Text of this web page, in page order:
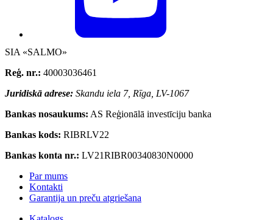
SIA «SALMO»
Reģ. nr.: 40003036461
Juridiskā adrese: Skandu iela 7, Rīga, LV-1067
Bankas nosaukums: AS Reģionālā investīciju banka
Bankas kods: RIBRLV22
Bankas konta nr.: LV21RIBR00340830N0000
Par mums
Kontakti
Garantija un preču atgriešana